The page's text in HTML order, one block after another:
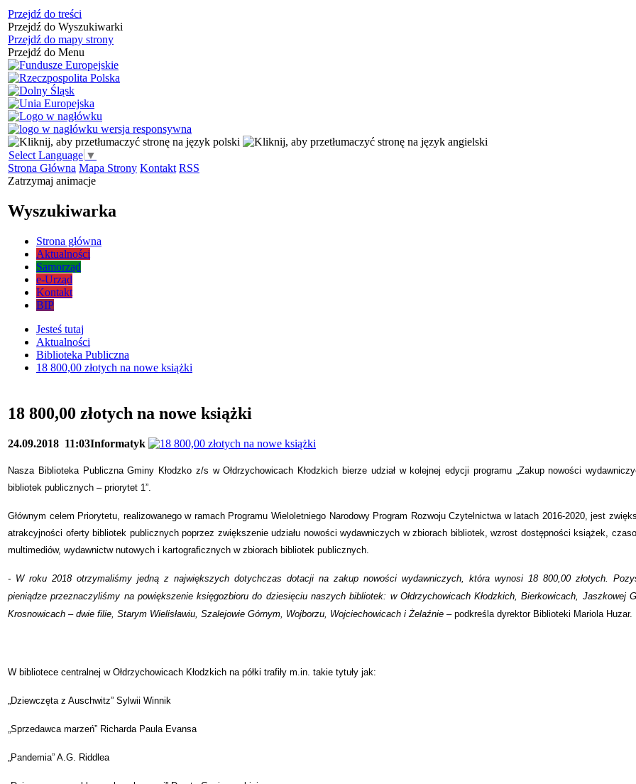
Przejdź do treści
Przejdź do Wyszukiwarki
Przejdź do mapy strony
Przejdź do Menu
Select Language ▼
Strona Główna Mapa Strony Kontakt RSS
Zatrzymaj animacje
Wyszukiwarka
Strona główna
Aktualności
Samorząd
e-Urząd
Kontakt
BIP
Jesteś tutaj
Aktualności
Biblioteka Publiczna
18 800,00 złotych na nowe książki
18 800,00 złotych na nowe książki
24.09.2018 11:03Informatyk
Nasza Biblioteka Publiczna Gminy Kłodzko z/s w Ołdrzychowicach Kłodzkich bierze udział w kolejnej edycji programu „Zakup nowości
bibliotek publicznych – priorytet 1”.
Głównym celem Priorytetu, realizowanego w ramach Programu Wieloletniego Narodowy Program Rozwoju Czytelnictwa w latach 2016-2020, jest
atrakcyjności oferty bibliotek publicznych poprzez zwiększenie udziału nowości wydawniczych w zbiorach bibliotek, wzrost dostępności książek,
multimediów, wydawnictw nutowych i kartograficznych w zbiorach bibliotek publicznych.
- W roku 2018 otrzymaliśmy jedną z największych dotychczas dotacji na zakup nowości wydawniczych, która wynosi 18 800,00 złotych.
pieniądze przeznaczyliśmy na powiększenie księgozbioru do dziesięciu naszych bibliotek: w Ołdrzychowicach Kłodzkich, Bierkowicach, Jaszkowej
Krosnowicach – dwie filie, Starym Wielisławiu, Szalejowie Górnym, Wojborzu, Wojciechowicach i Żelaźnie –podkreśla dyrektor Biblioteki Mariola Huzar.
W bibliotece centralnej w Ołdrzychowicach Kłodzkich na półki trafiły m.in. takie tytuły jak:
„Dziewczęta z Auschwitz” Sylwii Winnik
„Sprzedawca marzeń” Richarda Paula Evansa
„Pandemia” A.G. Riddlea